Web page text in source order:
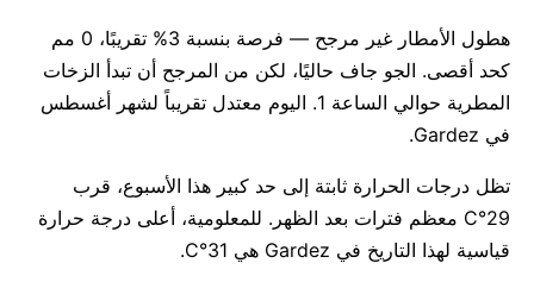
هطول الأمطار غير مرجح — فرصة بنسبة 3% تقريبًا، 0 مم
كحد أقصى. الجو جاف حاليًا، لكن من المرجح أن تبدأ الزخات
المطرية حوالي الساعة 1. اليوم معتدل تقريباً لشهر أغسطس
في Gardez.
تظل درجات الحرارة ثابتة إلى حد كبير هذا الأسبوع، قرب
29°C معظم فترات بعد الظهر. للمعلومية، أعلى درجة حرارة
قياسية لهذا التاريخ في Gardez هي 31°C.